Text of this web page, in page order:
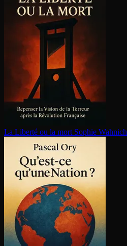
La Liberté ou la mort Sophie Wahnich